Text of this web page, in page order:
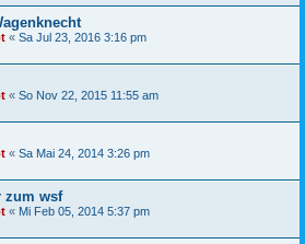
« Sa Jul 23, 2016 3:16 pm
« So Nov 22, 2015 11:55 am
« Sa Mai 24, 2014 3:26 pm
zum wsf
« Mi Feb 05, 2014 5:37 pm